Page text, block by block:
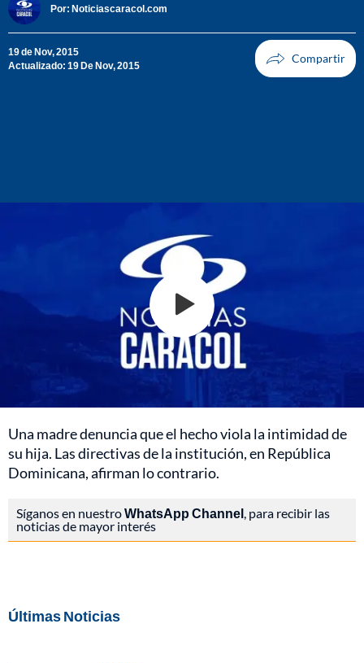
Por: Noticiascaracol.com
19 de Nov, 2015
Actualizado: 19 De Nov, 2015
Una madre denuncia que el hecho viola la intimidad de
su hija. Las directivas de la institución, en República
Dominicana, afirman lo contrario.
Síganos en nuestroWhatsApp Channel , para recibir las
noticias de mayor interés
Últimas Noticias